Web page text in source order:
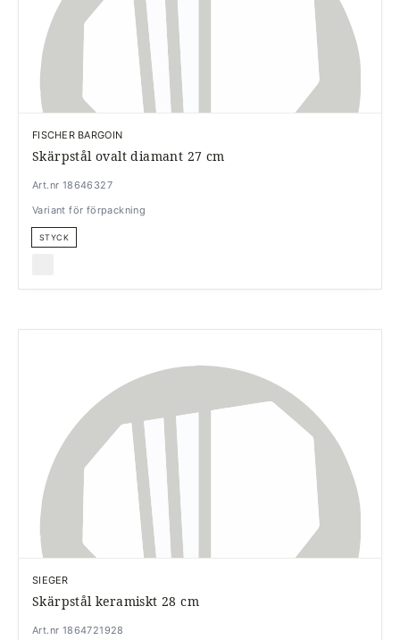
FISCHER BARGOIN
Skärpstål ovalt diamant 27 cm
Art.nr 18646327
Variant för förpackning
STYCK
SIEGER
Skärpstål keramiskt 28 cm
Art.nr 1864721928